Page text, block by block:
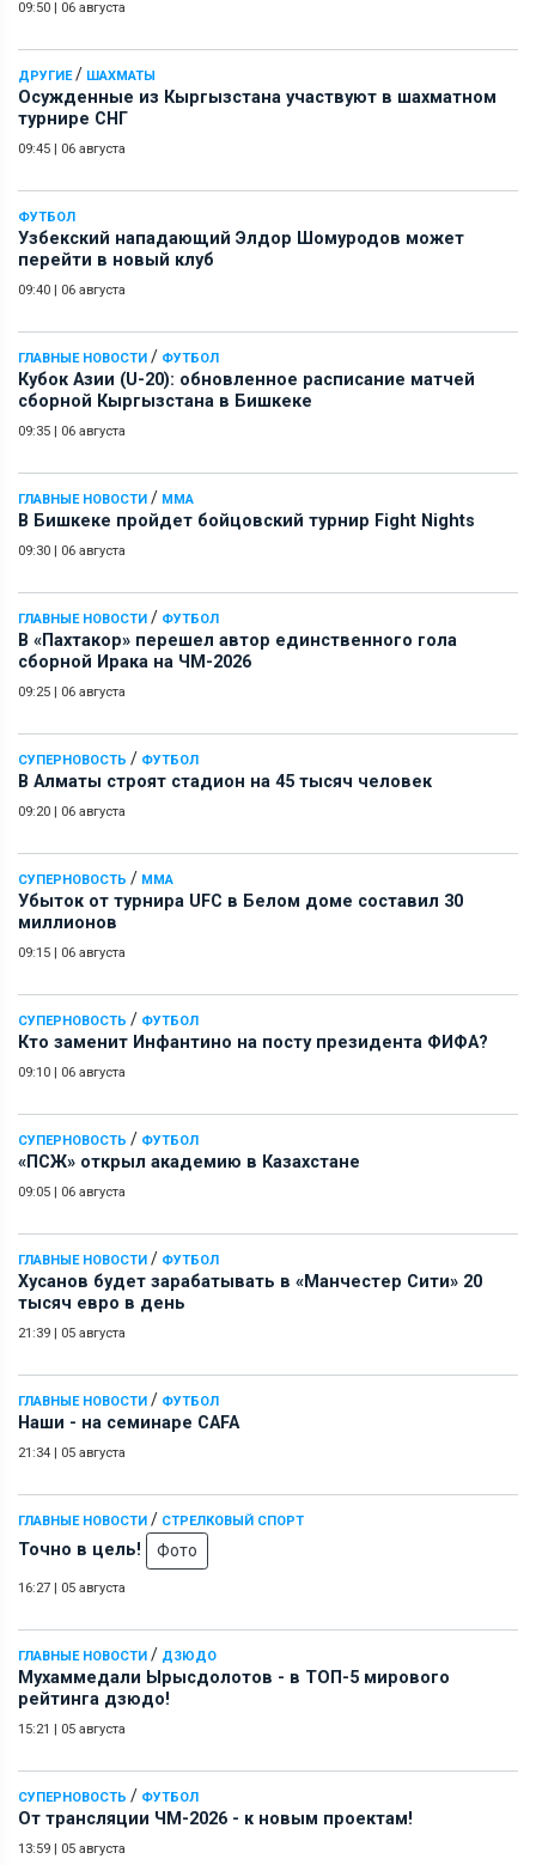
09:50 | 06 августа
ДРУГИЕ/ ШАХМАТЫ
Осужденные из Кыргызстана участвуют в шахматном
турнире СНГ
09:45 | 06 августа
ФУТБОЛ
Узбекский нападающий Элдор Шомуродов может
перейти в новый клуб
09:40 | 06 августа
ГЛАВНЫЕ НОВОСТИ / ФУТБОЛ
Кубок Азии (U-20): обновленное расписание матчей
сборной Кыргызстана в Бишкеке
09:35 | 06 августа
ГЛАВНЫЕ НОВОСТИ / ММА
В Бишкеке пройдет бойцовский турнир Fight Nights
09:30 | 06 августа
ГЛАВНЫЕ НОВОСТИ / ФУТБОЛ
В «Пахтакор» перешел автор единственного гола
сборной Ирака на ЧМ-2026
09:25 | 06 августа
СУПЕРНОВОСТЬ / ФУТБОЛ
В Алматы строят стадион на 45 тысяч человек
09:20 | 06 августа
СУПЕРНОВОСТЬ / ММА
Убыток от турнира UFC в Белом доме составил 30
миллионов
09:15 | 06 августа
СУПЕРНОВОСТЬ / ФУТБОЛ
Кто заменит Инфантино на посту президента ФИФА?
09:10 | 06 августа
СУПЕРНОВОСТЬ / ФУТБОЛ
«ПСЖ» открыл академию в Казахстане
09:05 | 06 августа
ГЛАВНЫЕ НОВОСТИ / ФУТБОЛ
Хусанов будет зарабатывать в «Манчестер Сити» 20
тысяч евро в день
21:39 | 05 августа
ГЛАВНЫЕ НОВОСТИ / ФУТБОЛ
Наши - на семинаре СAFA
21:34 | 05 августа
ГЛАВНЫЕ НОВОСТИ / СТРЕЛКОВЫЙ СПОРТ
Точно в цель! Фото
16:27 | 05 августа
ГЛАВНЫЕ НОВОСТИ / ДЗЮДО
Мухаммедали Ырысдолотов - в ТОП-5 мирового
рейтинга дзюдо!
15:21 | 05 августа
СУПЕРНОВОСТЬ / ФУТБОЛ
От трансляции ЧМ-2026 - к новым проектам!
13:59 | 05 августа